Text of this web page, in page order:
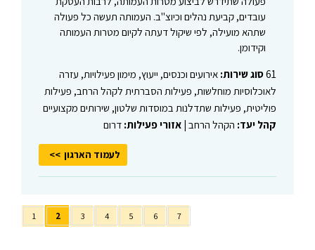
עובדים, קביעת נהלים וכיוצ"ב. העמותה תעשה כל פעולה
שתהא מועילה, לפי שיקול דעתה לקיום מטרות העמותה
וקידומן.
61סוג שירות: אירועים וכנסים, ייעוץ, מימון פעילויות, עזרה
לאוכלוסיות מוחלשות, פעילות הסברתית לקהל הרחב, פעילות
פוליטית, פעילות שתדלנות במוסדות שלטון, שירותים מקצועיים
קהל יעד: הקהל הרחב | אזורי פעילות: דרום
לעמוד הארגון
1 2 3 4 5 6 7